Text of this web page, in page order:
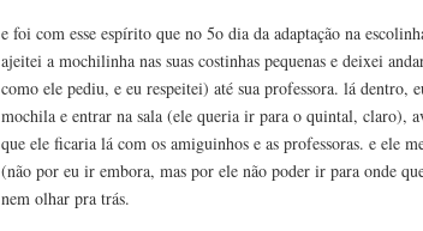
e foi com esse espírito que no 5o dia da adaptação na
ajeitei a mochilinha nas suas costinhas pequenas e deixei
como ele pediu, e eu respeitei) até sua professora. lá dentro,
mochila e entrar na sala (ele queria ir para o quintal, claro),
que ele ficaria lá com os amiguinhos e as professoras. e ele
(não por eu ir embora, mas por ele não poder ir para onde
nem olhar pra trás.